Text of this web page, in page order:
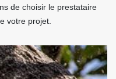
de choisir le prestataire
votre projet.